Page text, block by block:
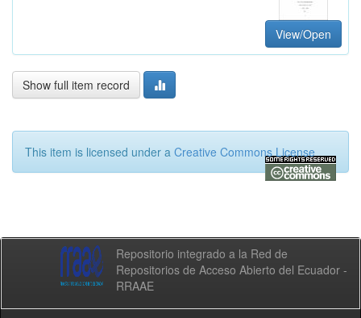
View/Open
Show full item record
This item is licensed under a Creative Commons License
Repositorio integrado a la Red de
Repositorios de Acceso Abierto del Ecuador -
RRAAE